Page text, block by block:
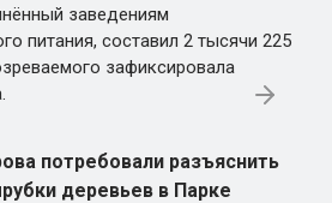
заведениям
питания, составил 2 тысячи 225
зафиксировала
потребовали разъяснить
деревьев в Парке